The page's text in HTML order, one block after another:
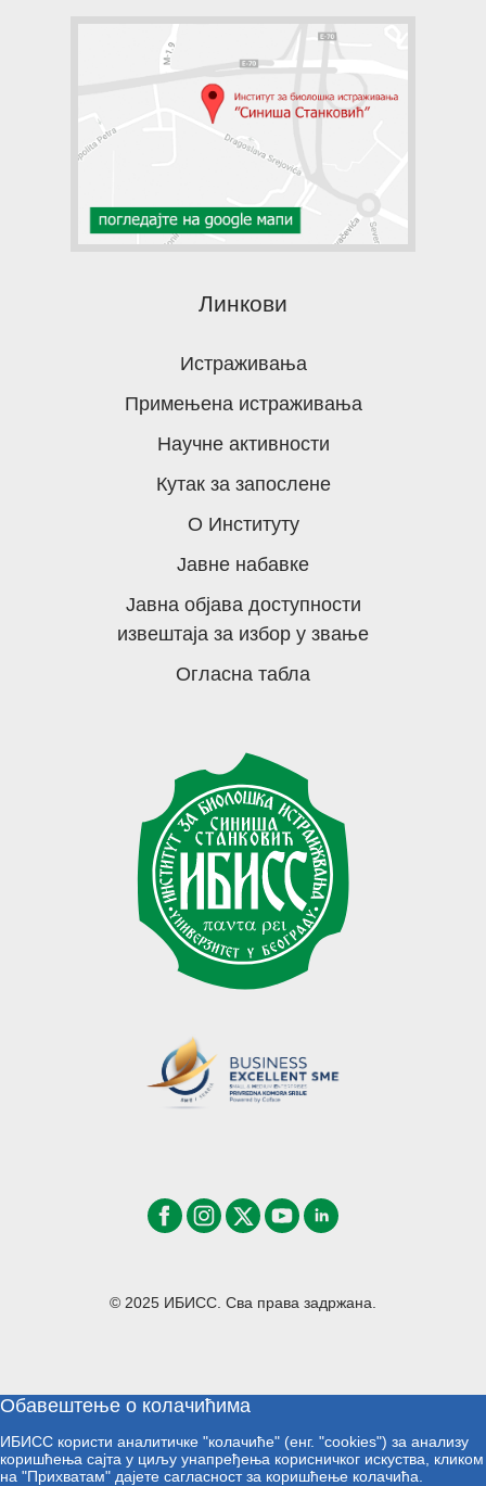
Линкови
Истраживања
Примењена истраживања
Научне активности
Кутак за запослене
О Институту
Јавне набавке
Јавна објава доступности
извештаја за избор у звање
Огласна табла
© 2025 ИБИСС. Сва права задржана.
Обавештење о колачићима
ИБИСС користи аналитичке "колачиће" (енг. "cookies") за анализу
коришћења сајта у циљу унапређења корисничког искуства, кликом
на "Прихватам" дајете сагласност за коришћење колачића.